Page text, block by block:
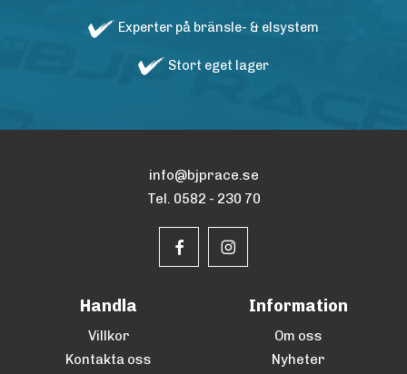
Experter på bränsle- & elsystem
Stort eget lager
info@bjprace.se
Tel. 0582 - 230 70
Handla
Villkor
Kontakta oss
Information
Om oss
Nyheter